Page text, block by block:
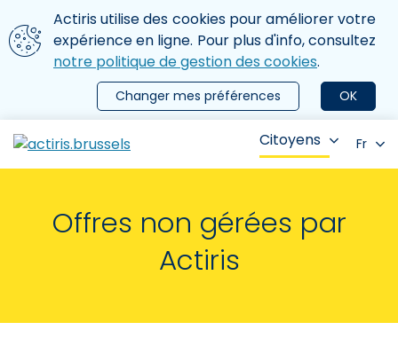
Aller au contenu principal
Nous utilisons des cookies
Actiris utilise des cookies pour améliorer votre
expérience en ligne. Pour plus d'info, consultez
notre politique de gestion des cookies.
OK
Changer mes préférences
le menu
Citoyens Fr
Offres non gérées par
Actiris